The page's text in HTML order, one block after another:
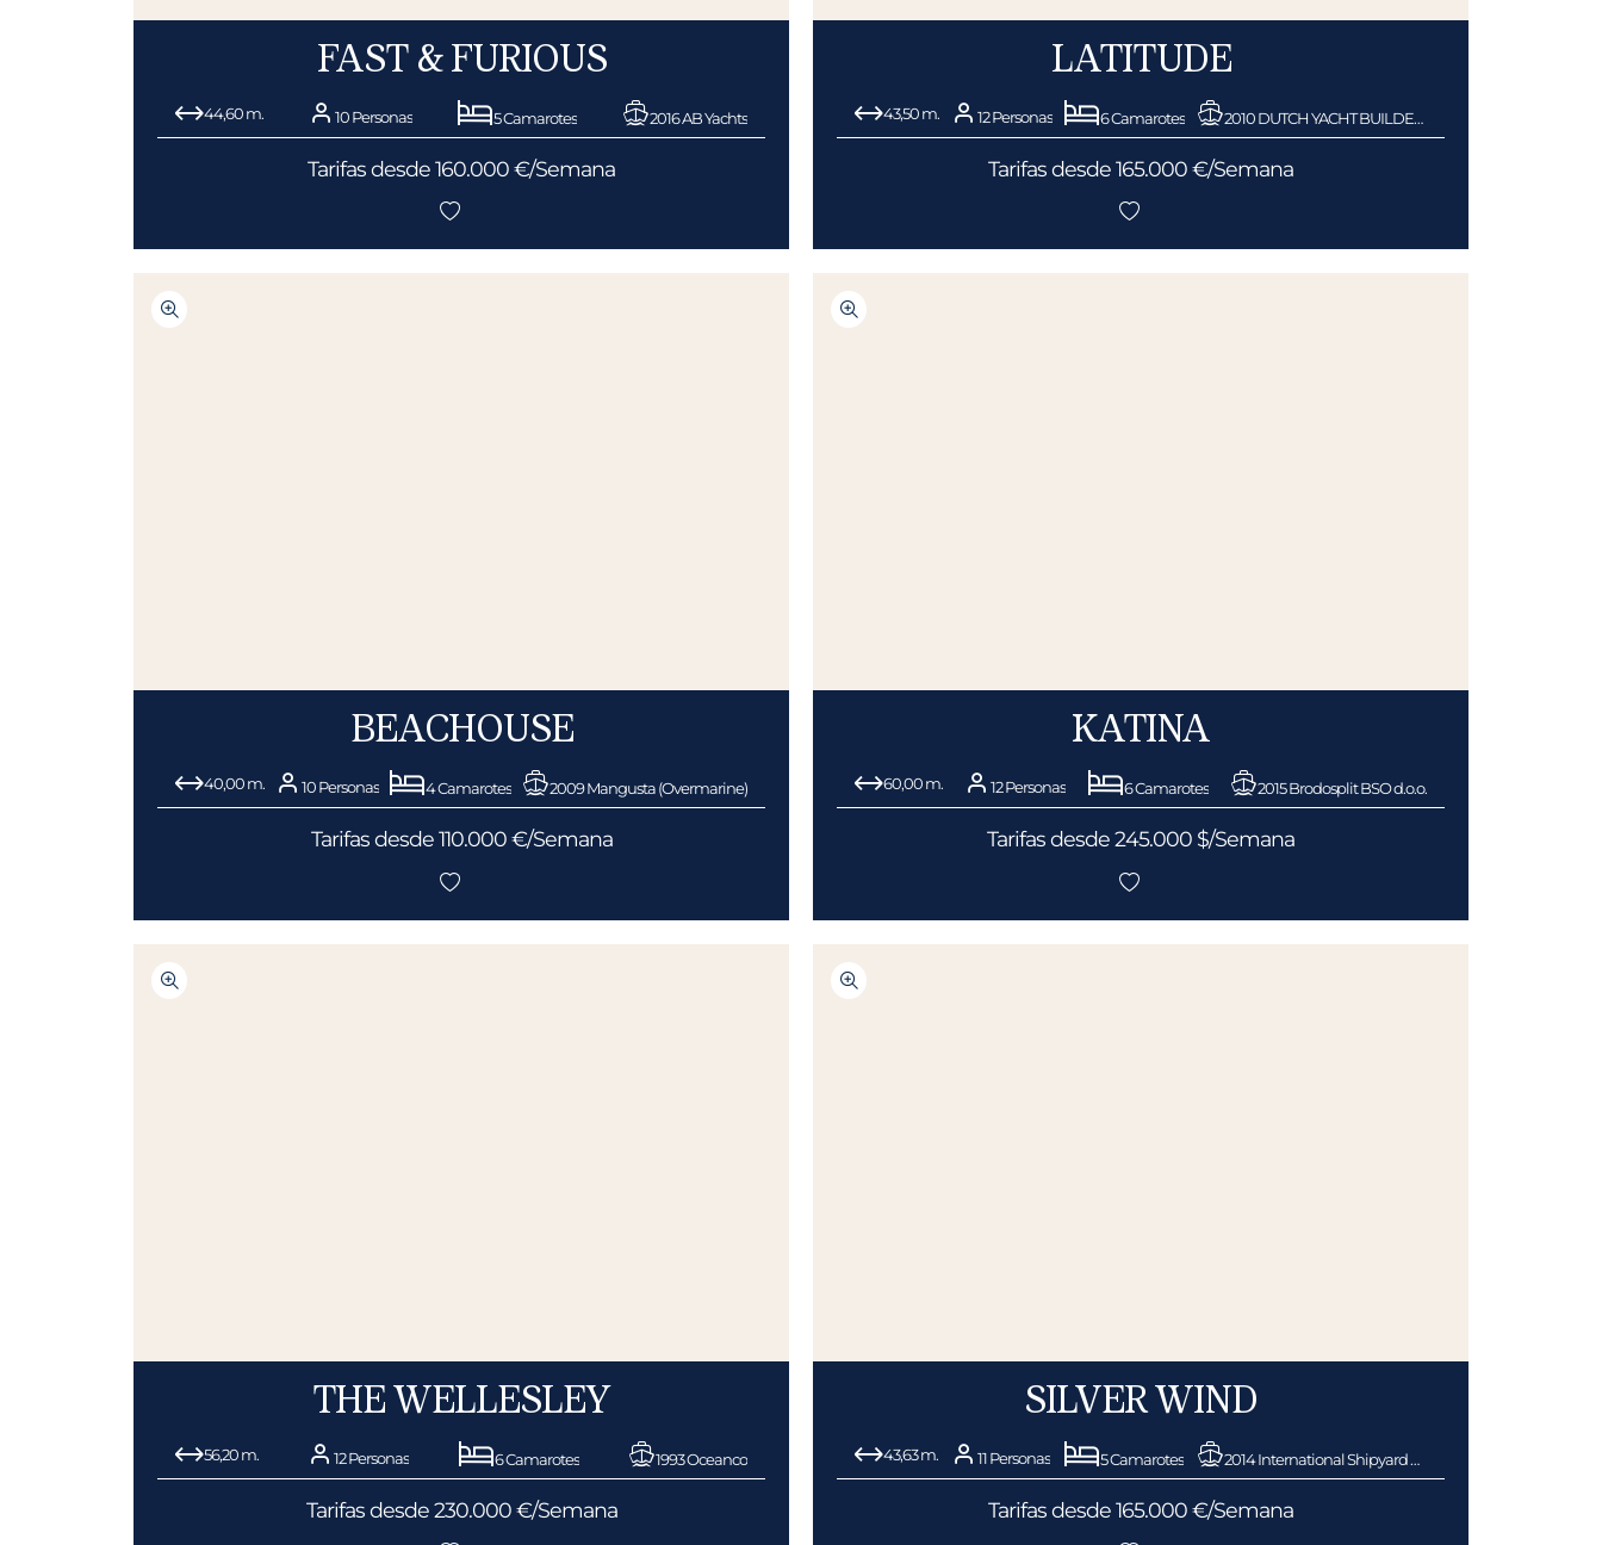
FAST & FURIOUS
44,60 m. 10 Personas 5 Camarotes 2016 AB Yachts
Tarifas desde 160.000 €/Semana
LATITUDE
43,50 m. 12 Personas 6 Camarotes 2010 DUTCH YACHT BUILDERS
Tarifas desde 165.000 €/Semana
BEACHOUSE
40,00 m. 10 Personas 4 Camarotes 2009 Mangusta (Overmarine)
Tarifas desde 110.000 €/Semana
KATINA
60,00 m. 12 Personas 6 Camarotes 2015 Brodosplit BSO d.o.o.
Tarifas desde 245.000 $/Semana
THE WELLESLEY
56,20 m. 12 Personas 6 Camarotes 1993 Oceanco
Tarifas desde 230.000 €/Semana
SILVER WIND
43,63 m. 11 Personas 5 Camarotes 2014 International Shipyard Ancona
Tarifas desde 165.000 €/Semana